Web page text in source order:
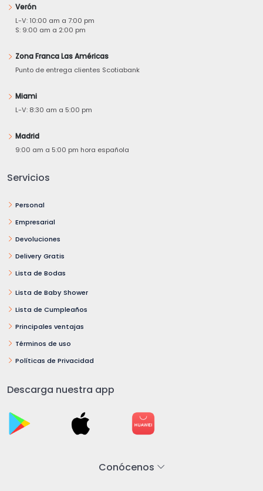
Verón
L-V: 10:00 am a 7:00 pm
S: 9:00 am a 2:00 pm
Zona Franca Las Américas
Punto de entrega clientes Scotiabank
Miami
L-V: 8:30 am a 5:00 pm
Madrid
9:00 am a 5:00 pm hora española
Servicios
Personal
Empresarial
Devoluciones
Delivery Gratis
Lista de Bodas
Lista de Baby Shower
Lista de Cumpleaños
Principales ventajas
Términos de uso
Políticas de Privacidad
Descarga nuestra app
Conócenos